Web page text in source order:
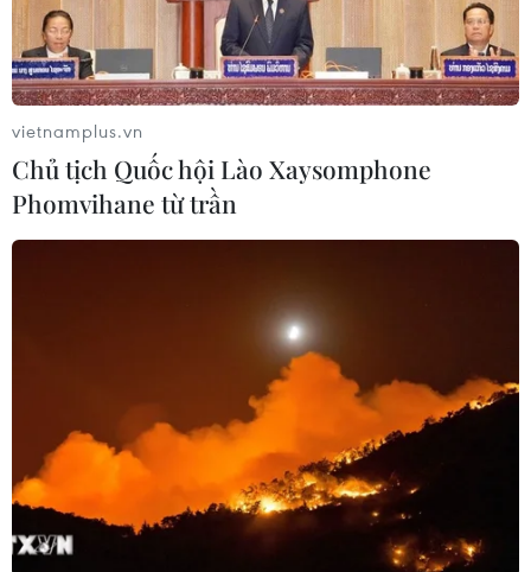
Thủ đoạn đưa ma túy từ Campuchia về
Việt Nam ngày càng tinh vi
Thời gian gần đây, một số vụ buôn bán cocain và ma
túy đá từ Campuchia về Việt Nam bằng thủ đoạn gửi
qua bưu kiện chuyển phát nhanh được gói bọc bằng
vật liệu chống soi chiếu, đã bị phát hiện.
vietnamplus.vn
Chủ tịch Quốc hội Lào Xaysomphone
Phomvihane từ trần